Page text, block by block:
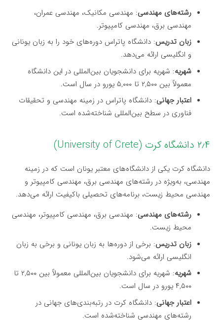
رشته‌های مهندسی: مهندسی مکانیک، مهندسی عمران،
مهندسی برق، مهندسی کامپیوتر.
زبان تدریس: دانشگاه پاتراس دوره‌های خود را به زبان یونانی
و انگلیسی ارائه می‌دهد.
شهریه: شهریه برای دانشجویان بین‌المللی در این دانشگاه
معمولاً بین ۲,۵۰۰ تا ۵,۰۰۰ یورو در سال است.
اعتبار جهانی: دانشگاه پاتراس در زمینه مهندسی و تحقیقات
فناوری در سطح بین‌المللی شناخته‌شده است.
۲٫۴ دانشگاه کرت (University of Crete)
دانشگاه کرت یکی از دانشگاه‌های معتبر یونان است که در زمینه
مهندسی، به‌ویژه در رشته‌های مهندسی برق، مهندسی کامپیوتر و
مهندسی محیط زیست، برنامه‌های تحصیلی باکیفیت ارائه می‌دهد.
رشته‌های مهندسی: مهندسی برق، مهندسی کامپیوتر، مهندسی
محیط زیست.
زبان تدریس: برخی از دوره‌ها به زبان یونانی و برخی به زبان
انگلیسی ارائه می‌شود.
شهریه
: شهریه برای دانشجویان بین‌المللی معمولاً بین ۲,۵۰۰ تا
۴,۵۰۰ یورو در سال است.
اعتبار جهانی: دانشگاه کرت در رتبه‌بندی‌های جهانی در
رشته‌های مهندسی شناخته‌شده است.